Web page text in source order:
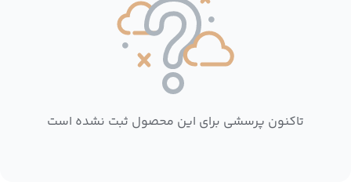
تاکنون پرسشی برای این محصول ثبت نشده است